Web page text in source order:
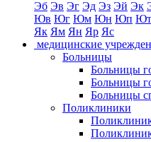
Эб Эв Эг Эд Эз Эй Эк
Юв Юг Юм Юн Юп Ют
Як Ям Ян Яр Яс
медицинские
Больницы
Больницы
Больницы
Больницы
Поликлиники